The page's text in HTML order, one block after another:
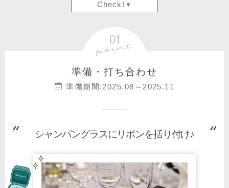
Check!
準備・打ち合わせ
準備期間:2025.08～2025.11
シャンパングラスにリボンを括り付け♪